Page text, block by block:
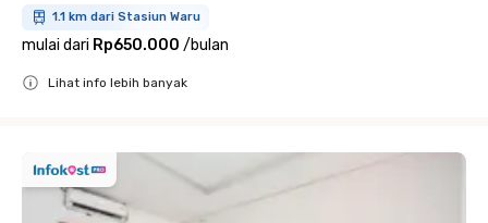
1.1 km dari Stasiun Waru
mulai dari Rp650.000 /bulan
Lihat info lebih banyak